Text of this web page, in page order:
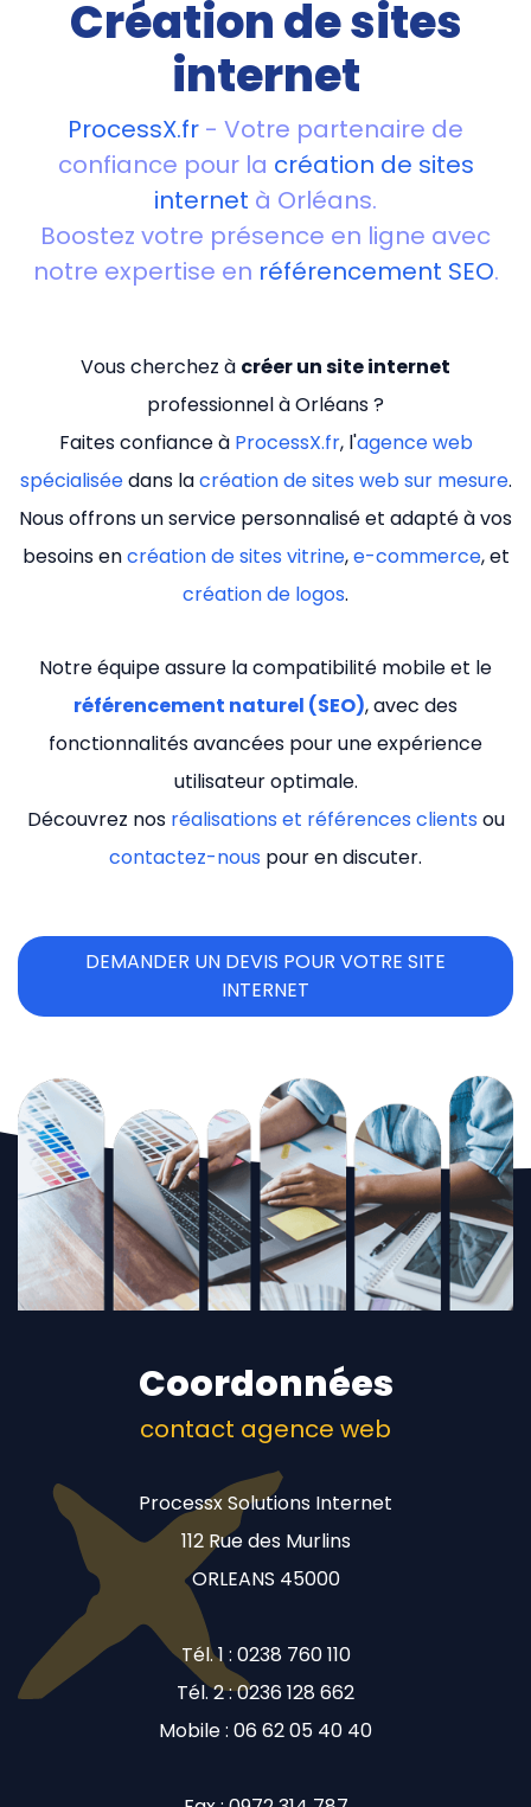
Création de sites
internet
ProcessX.fr - Votre partenaire de
confiance pour la création de sites
internet à Orléans.
Boostez votre présence en ligne avec
notre expertise en référencement SEO.
Vous cherchez à créer un site internet
professionnel à Orléans ?
Faites confiance à ProcessX.fr, l'agence web
spécialiséedans lacréation de sites web sur mesure.
Nous offrons un service personnalisé et adapté à vos
besoins encréation de sites vitrine,e-commerce, et
création de logos.
Notre équipe assure la compatibilité mobile et le
référencement naturel (SEO), avec des
fonctionnalités avancées pour une expérience
utilisateur optimale.
Découvrez nos réalisations et références clients ou
contactez-nous pour en discuter.
DEMANDER UN DEVIS POUR VOTRE SITE
INTERNET
Coordonnées
contact agence web
Processx Solutions Internet
112 Rue des Murlins
ORLEANS 45000
Tél. 1 : 0238 760 110
Tél. 2 : 0236 128 662
Mobile : 06 62 05 40 40